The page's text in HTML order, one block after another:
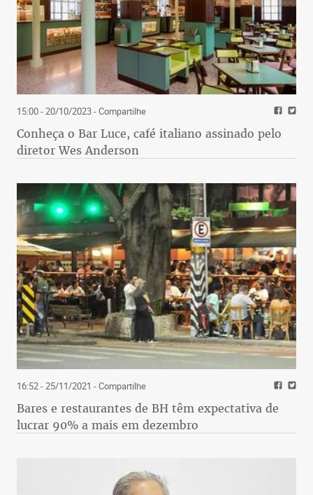
15:00 - 20/10/2023- Compartilhe
Conheça o Bar Luce, café italiano assinado pelo
diretor Wes Anderson
16:52 - 25/11/2021 - Compartilhe
Bares e restaurantes de BH têm expectativa de
lucrar 90% a mais em dezembro